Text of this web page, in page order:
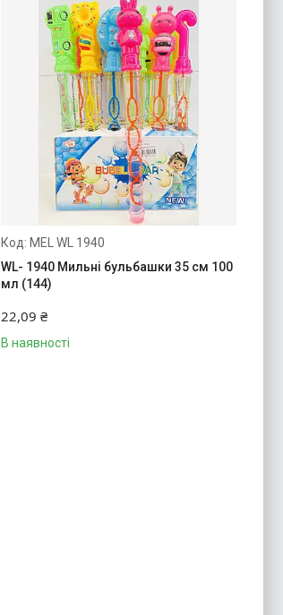
MEL WL 1940
WL- 1940 Мильні бульбашки 35 см 100
мл (144)
22,09 ₴
В наявності